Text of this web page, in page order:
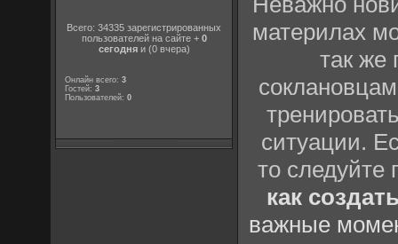
Всего: 34335 зарегистрированных
пользователей на сайте + 0
сегодняи (0 вчера)
Онлайн всего:3
Гостей:3
Пользователей:0
материлах
так же
ситуации.
то
как
важные